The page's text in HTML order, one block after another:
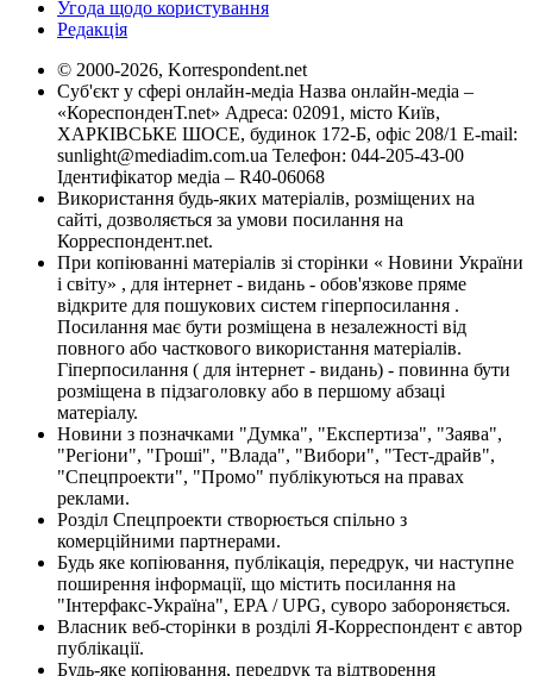
Угода щодо користування
Редакція
© 2000-2026, Korrespondent.net
Суб'єкт у сфері онлайн-медіа Назва онлайн-медіа –
«КореспонденТ.net» Адреса: 02091, місто Київ,
ХАРКІВСЬКЕ ШОСЕ, будинок 172-Б, офіс 208/1 E-mail:
sunlight@mediadim.com.ua Телефон: 044-205-43-00
Ідентифікатор медіа – R40-06068
Використання будь-яких матеріалів, розміщених на
сайті, дозволяється за умови посилання на
Корреспондент.net.
При копіюванні матеріалів зі сторінки « Новини України
і світу» , для інтернет - видань - обов'язкове пряме
відкрите для пошукових систем гіперпосилання .
Посилання має бути розміщена в незалежності від
повного або часткового використання матеріалів.
Гіперпосилання ( для інтернет - видань) - повинна бути
розміщена в підзаголовку або в першому абзаці
матеріалу.
Новини з позначками "Думка", "Експертиза", "Заява",
"Регіони", "Гроші", "Влада", "Вибори", "Тест-драйв",
"Спецпроекти", "Промо" публікуються на правах
реклами.
Розділ Спецпроекти створюється спільно з
комерційними партнерами.
Будь яке копіювання, публікація, передрук, чи наступне
поширення інформації, що містить посилання на
"Інтерфакс-Україна", EPA / UPG, суворо забороняється.
Власник веб-сторінки в розділі Я-Корреспондент є автор
публікації.
Будь-яке копіювання, передрук та відтворення